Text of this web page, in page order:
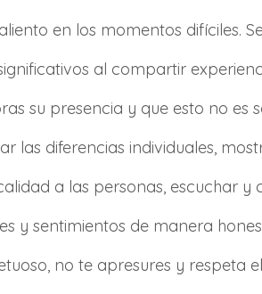
en los momentos difíciles.
al compartir
su presencia y que esto no es
las diferencias individuales,
a las personas, escuchar y
y sentimientos de manera
no te apresures y respeta